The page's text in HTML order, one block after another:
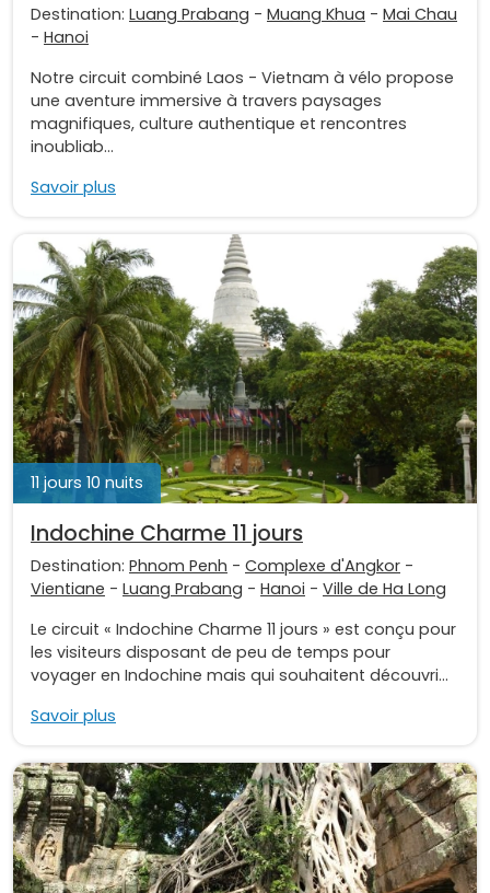
Destination: Luang Prabang - Muang Khua - Mai Chau
- Hanoi
Notre circuit combiné Laos - Vietnam à vélo propose
une aventure immersive à travers paysages
magnifiques, culture authentique et rencontres
inoubliab...
Savoir plus
11 jours 10 nuits
Indochine Charme 11 jours
Destination: Phnom Penh - Complexe d'Angkor -
Vientiane - Luang Prabang - Hanoi - Ville de Ha Long
Le circuit « Indochine Charme 11 jours » est conçu pour
les visiteurs disposant de peu de temps pour
voyager en Indochine mais qui souhaitent découvri...
Savoir plus